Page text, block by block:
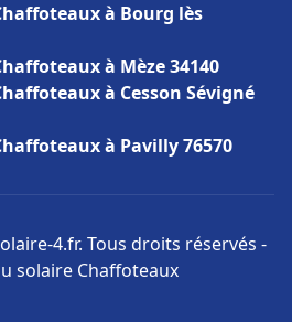
à Bourg lès
à Mèze 34140
à Cesson Sévigné
à Pavilly 76570
4.fr. Tous droits réservés -
solaire Chaffoteaux